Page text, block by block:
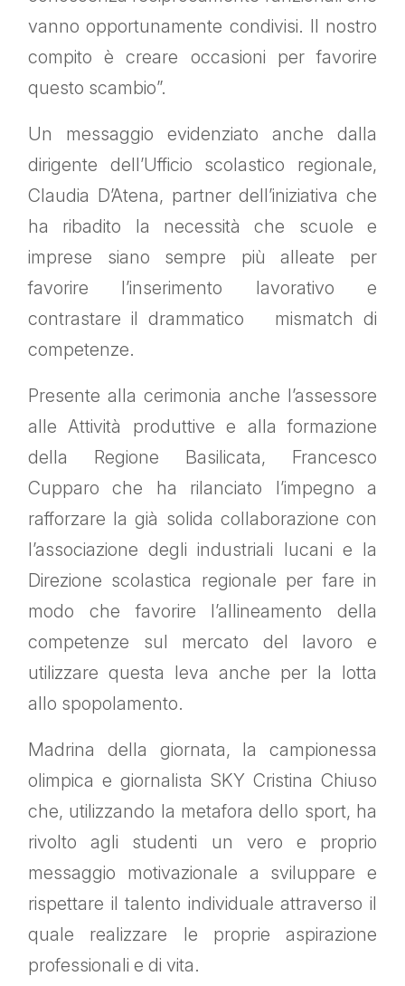
vanno opportunamente condivisi. Il nostro
compito è creare occasioni per favorire
questo scambio”.
Un messaggio evidenziato anche dalla
dirigente dell’Ufficio scolastico regionale,
Claudia D’Atena, partner dell’iniziativa che
ha ribadito la necessità che scuole e
imprese siano sempre più alleate per
favorire l’inserimento lavorativo e
contrastare il drammatico mismatch di
competenze.
Presente alla cerimonia anche l’assessore
alle Attività produttive e alla formazione
della Regione Basilicata, Francesco
Cupparo che ha rilanciato l’impegno a
rafforzare la già solida collaborazione con
l’associazione degli industriali lucani e la
Direzione scolastica regionale per fare in
modo che favorire l’allineamento della
competenze sul mercato del lavoro e
utilizzare questa leva anche per la lotta
allo spopolamento.
Madrina della giornata, la campionessa
olimpica e giornalista SKY Cristina Chiuso
che, utilizzando la metafora dello sport, ha
rivolto agli studenti un vero e proprio
messaggio motivazionale a sviluppare e
rispettare il talento individuale attraverso il
quale realizzare le proprie aspirazione
professionali e di vita.